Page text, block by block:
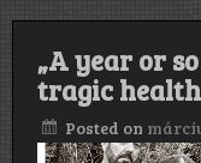
„A year or
tragic health
Posted on